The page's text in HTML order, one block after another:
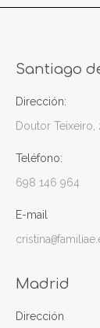
Santiago
Dirección:
Doutor Teixeiro,
Teléfono:
698 146 964
E-mail
cristina@
Madrid
Dirección